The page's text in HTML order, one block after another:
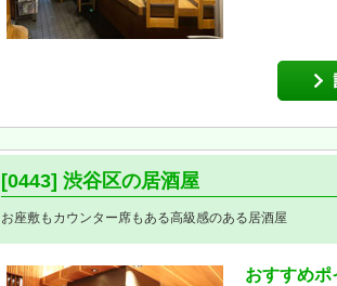
[0443] 渋谷区の居酒屋
お座敷もカウンター席もある高級感のある居酒屋
おすすめポ